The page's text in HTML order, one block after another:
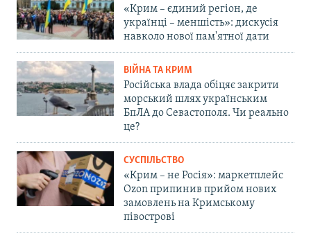
«Крим – єдиний регіон, де
українці – меншість»: дискусія
навколо нової пам'ятної дати
ВІЙНА ТА КРИМ
Російська влада обіцяє закрити
морський шлях українським
БпЛА до Севастополя. Чи реально
це?
СУСПІЛЬСТВО
«Крим – не Росія»: маркетплейс
Ozon припинив прийом нових
замовлень на Кримському
півострові